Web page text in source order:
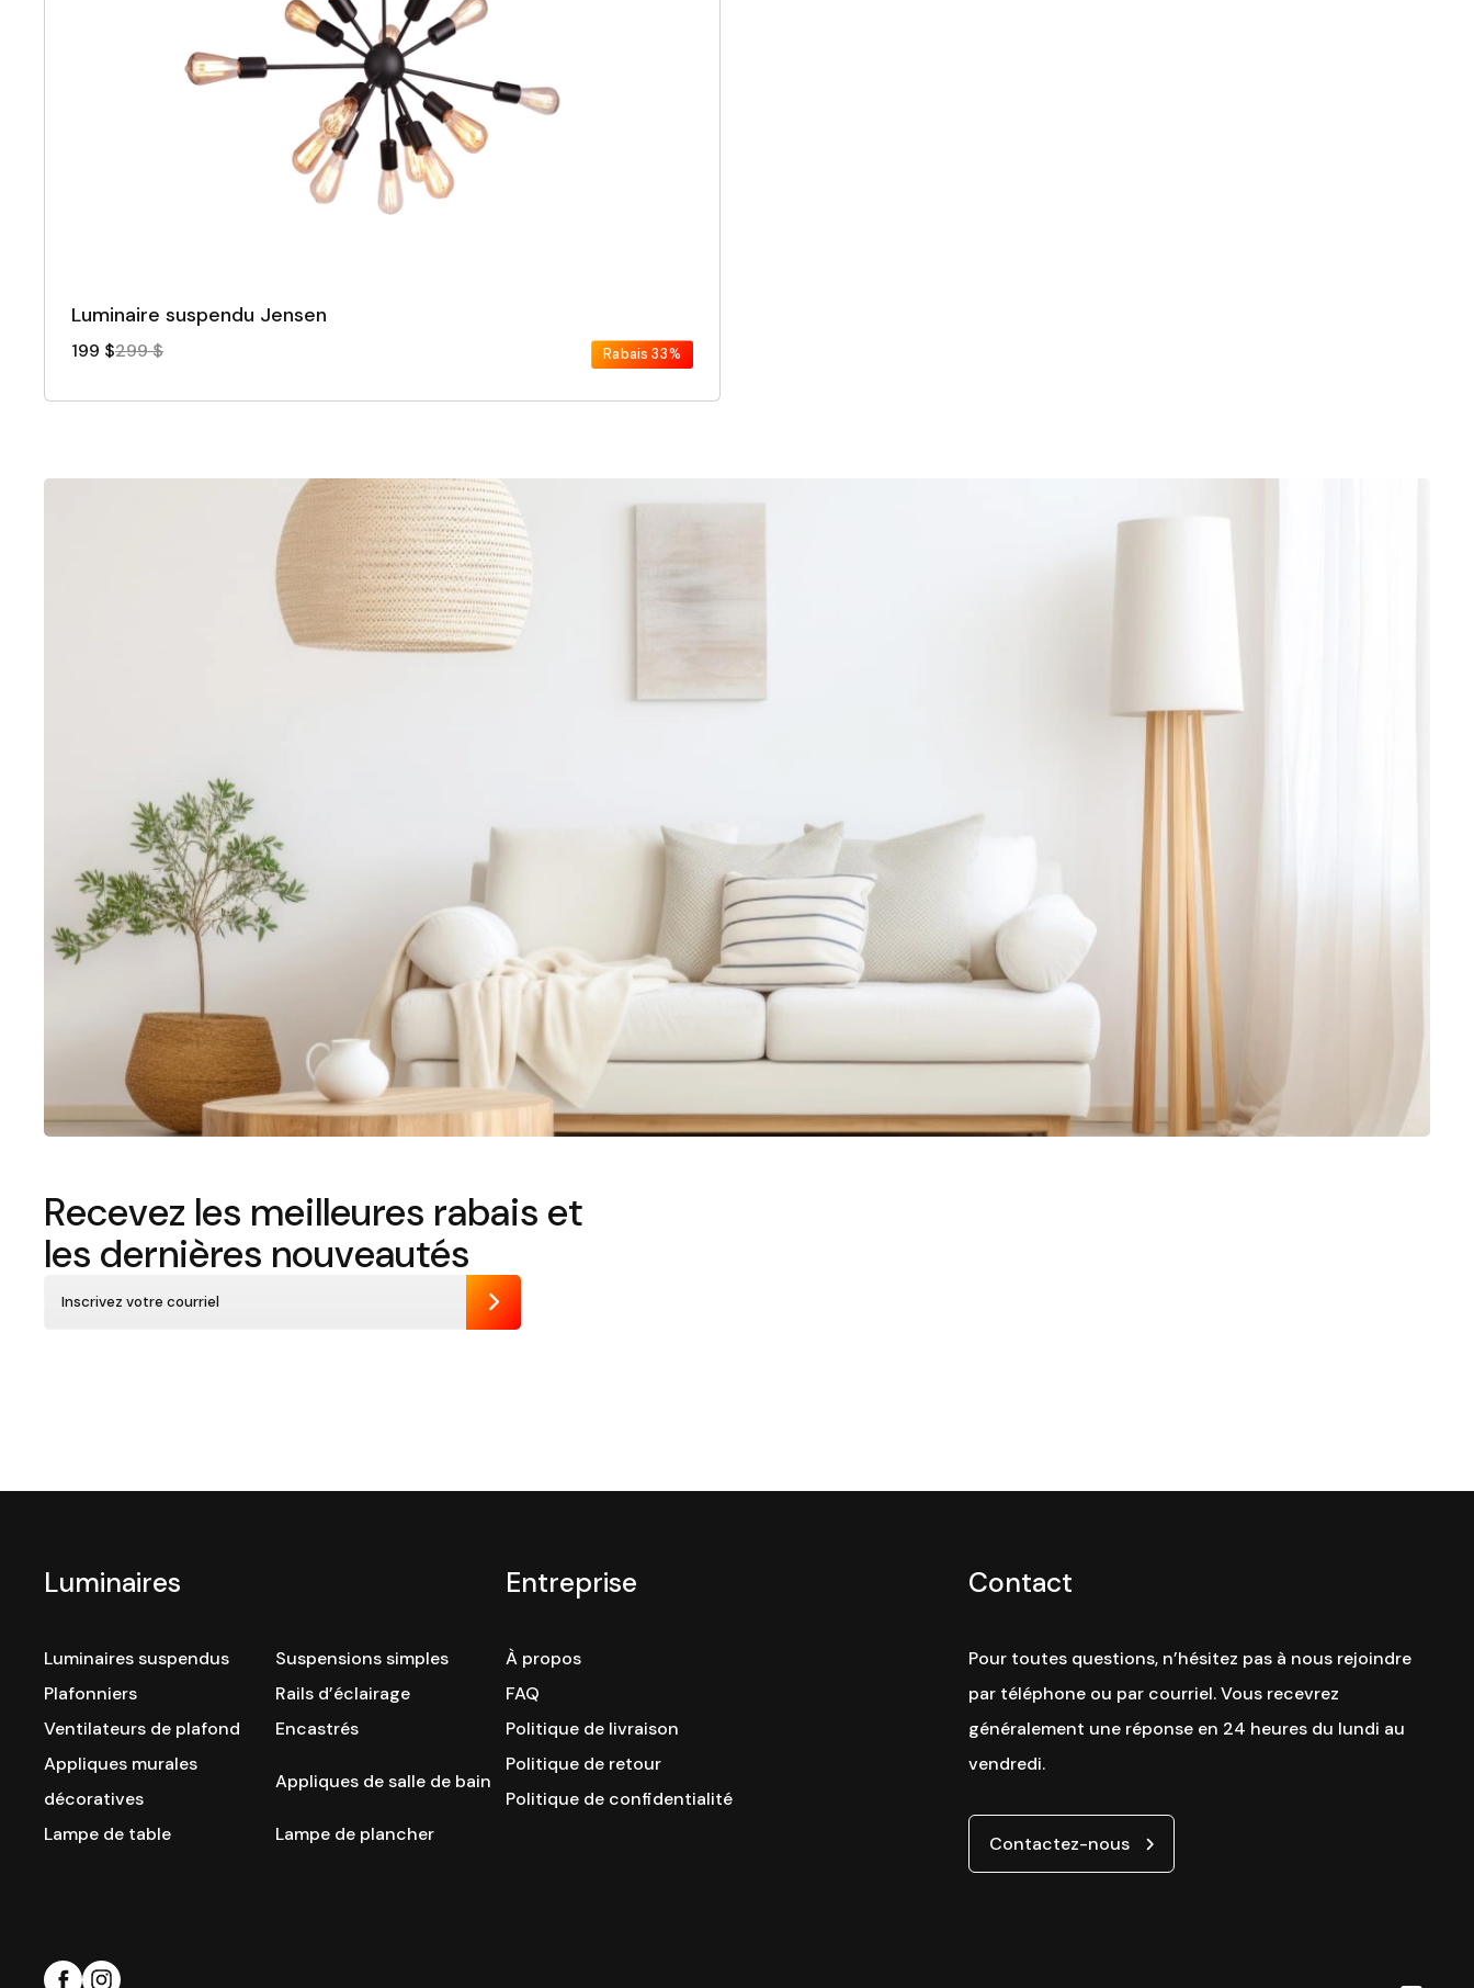
Luminaire suspendu Jensen
199 $299 $ Rabais 33%
Recevez les meilleures rabais et
les dernières nouveautés
Envoyer
Luminaires
Luminaires suspendus
Suspensions simples
Plafonniers
Rails d’éclairage
Ventilateurs de plafond
Encastrés
Appliques murales
décoratives
Appliques de salle de bain
Lampe de table Lampe de plancher
Entreprise
À propos
FAQ
Politique de livraison
Politique de retour
Politique de confidentialité
Contact
Pour toutes questions, n’hésitez pas à nous rejoindre
par téléphone ou par courriel. Vous recevrez
généralement une réponse en 24 heures du lundi au
vendredi.
Contactez-nous